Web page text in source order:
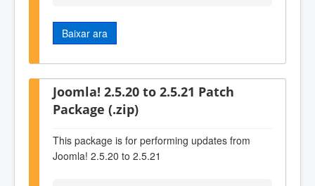
Baixar ara
Joomla! 2.5.20 to 2.5.21 Patch
Package (.zip)
This package is for performing updates from
Joomla! 2.5.20 to 2.5.21